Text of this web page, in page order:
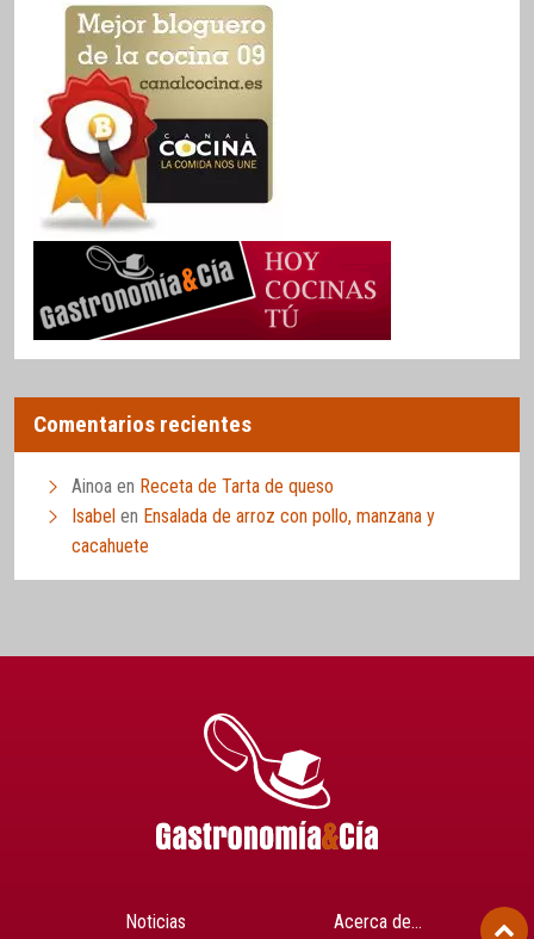
Comentarios recientes
Ainoa en Receta de Tarta de queso
Isabel en Ensalada de arroz con pollo, manzana y
cacahuete
Noticias Acerca de…